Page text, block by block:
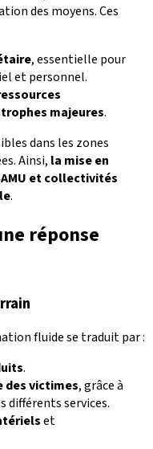
des moyens. Ces
, essentielle pour
et personnel.
majeures.
dans les zones
Ainsi, la mise en
et collectivités
.
réponse
fluide se traduit par :
.
des victimes, grâce à
différents services.
et